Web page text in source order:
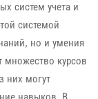
систем учета и
системой
но и умения
множество курсов
них могут
навыков. В